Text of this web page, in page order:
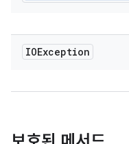
IOException